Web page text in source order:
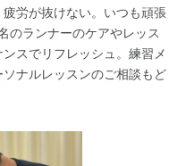
労が抜けない。いつも頑張
のランナーのケアやレッス
スでリフレッシュ。練習メ
ナルレッスンのご相談もど